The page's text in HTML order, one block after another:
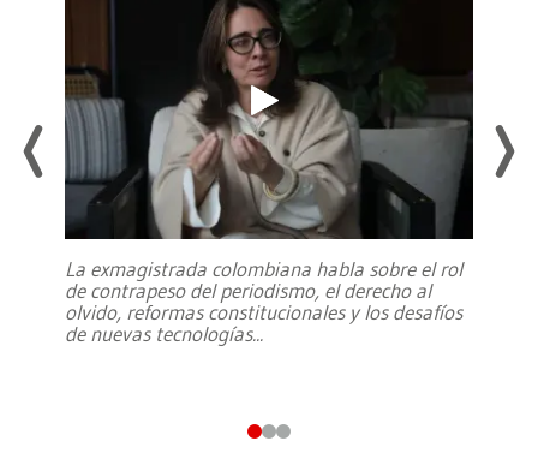
La exmagistrada colombiana habla sobre el rol
de contrapeso del periodismo, el derecho al
olvido, reformas constitucionales y los desafíos
de nuevas tecnologías...